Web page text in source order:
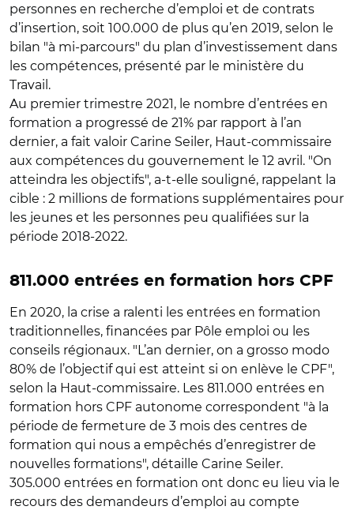
personnes en recherche d’emploi et de contrats
d’insertion, soit 100.000 de plus qu’en 2019, selon le
bilan "à mi-parcours" du plan d’investissement dans
les compétences, présenté par le ministère du
Travail.
Au premier trimestre 2021, le nombre d’entrées en
formation a progressé de 21% par rapport à l’an
dernier, a fait valoir Carine Seiler, Haut-commissaire
aux compétences du gouvernement le 12 avril. "On
atteindra les objectifs", a-t-elle souligné, rappelant la
cible : 2 millions de formations supplémentaires pour
les jeunes et les personnes peu qualifiées sur la
période 2018-2022.
811.000 entrées en formation hors CPF
En 2020, la crise a ralenti les entrées en formation
traditionnelles, financées par Pôle emploi ou les
conseils régionaux. "L’an dernier, on a grosso modo
80% de l’objectif qui est atteint si on enlève le CPF",
selon la Haut-commissaire. Les 811.000 entrées en
formation hors CPF autonome correspondent "à la
période de fermeture de 3 mois des centres de
formation qui nous a empêchés d’enregistrer de
nouvelles formations", détaille Carine Seiler.
305.000 entrées en formation ont donc eu lieu via le
recours des demandeurs d’emploi au compte